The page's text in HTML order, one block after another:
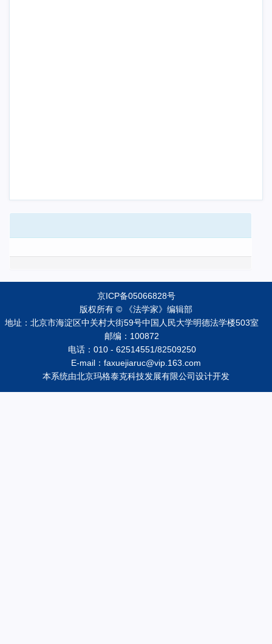
京ICP备05066828号
版权所有 © 《法学家》编辑部
地址：北京市海淀区中关村大街59号中国人民大学明德法学楼503室
邮编：100872
电话：010 - 62514551/82509250
E-mail：faxuejiaruc@vip.163.com
本系统由北京玛格泰克科技发展有限公司设计开发